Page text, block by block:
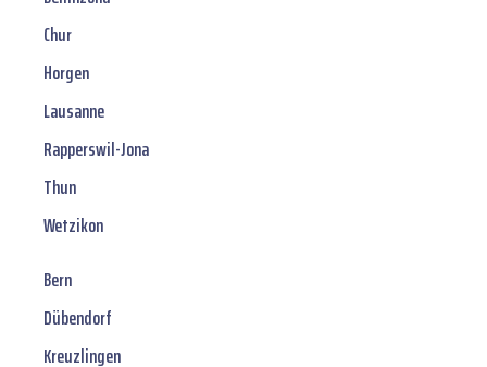
Chur
Horgen
Lausanne
Rapperswil-Jona
Thun
Wetzikon
Bern
Dübendorf
Kreuzlingen